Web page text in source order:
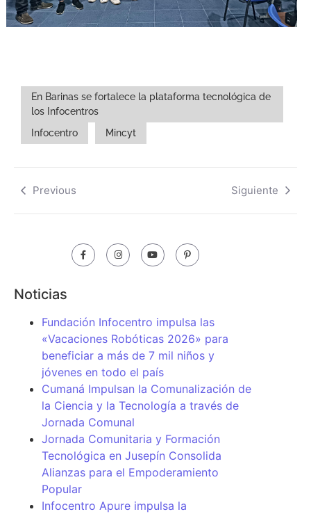
En Barinas se fortalece la plataforma tecnológica de
los Infocentros
Infocentro
Mincyt
Previous Siguiente
Noticias
Fundación Infocentro impulsa las
«Vacaciones Robóticas 2026» para
beneficiar a más de 7 mil niños y
jóvenes en todo el país
Cumaná Impulsan la Comunalización de
la Ciencia y la Tecnología a través de
Jornada Comunal
Jornada Comunitaria y Formación
Tecnológica en Jusepín Consolida
Alianzas para el Empoderamiento
Popular
Infocentro Apure impulsa la